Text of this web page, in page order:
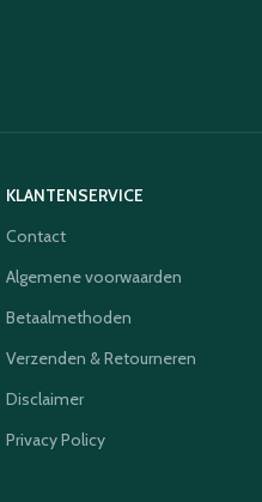
KLANTENSERVICE
Contact
Algemene voorwaarden
Betaalmethoden
Verzenden & Retourneren
Disclaimer
Privacy Policy